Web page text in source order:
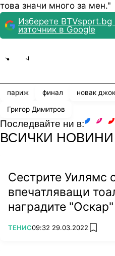
това значи много за мен."
Изберете
източник в Google
париж финал новак
Григор Димитров
Последвайте ни в:
ВСИЧКИ НОВИНИ
Сестрите Уилямс
впечатляващи
наградите
ПОВЕЧЕ ОТ
ТЕНИС09:32 29.03.2022 add